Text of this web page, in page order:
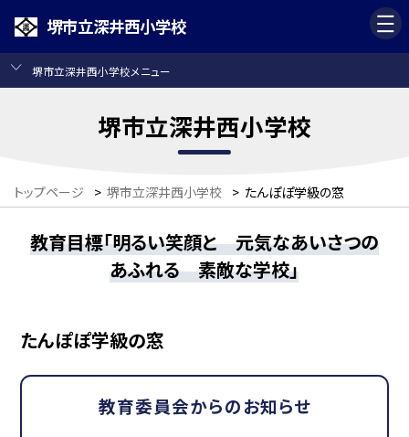
堺市立深井西小学校
堺市立深井西小学校メニュー
堺市立深井西小学校
トップページ > 堺市立深井西小学校 > たんぽぽ学級の窓
教育目標「明るい笑顔と 元気なあいさつの
あふれる 素敵な学校」
たんぽぽ学級の窓
教育委員会からのお知らせ